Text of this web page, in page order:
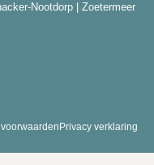
Nootdorp | Zoetermeer
Privacy verklaring